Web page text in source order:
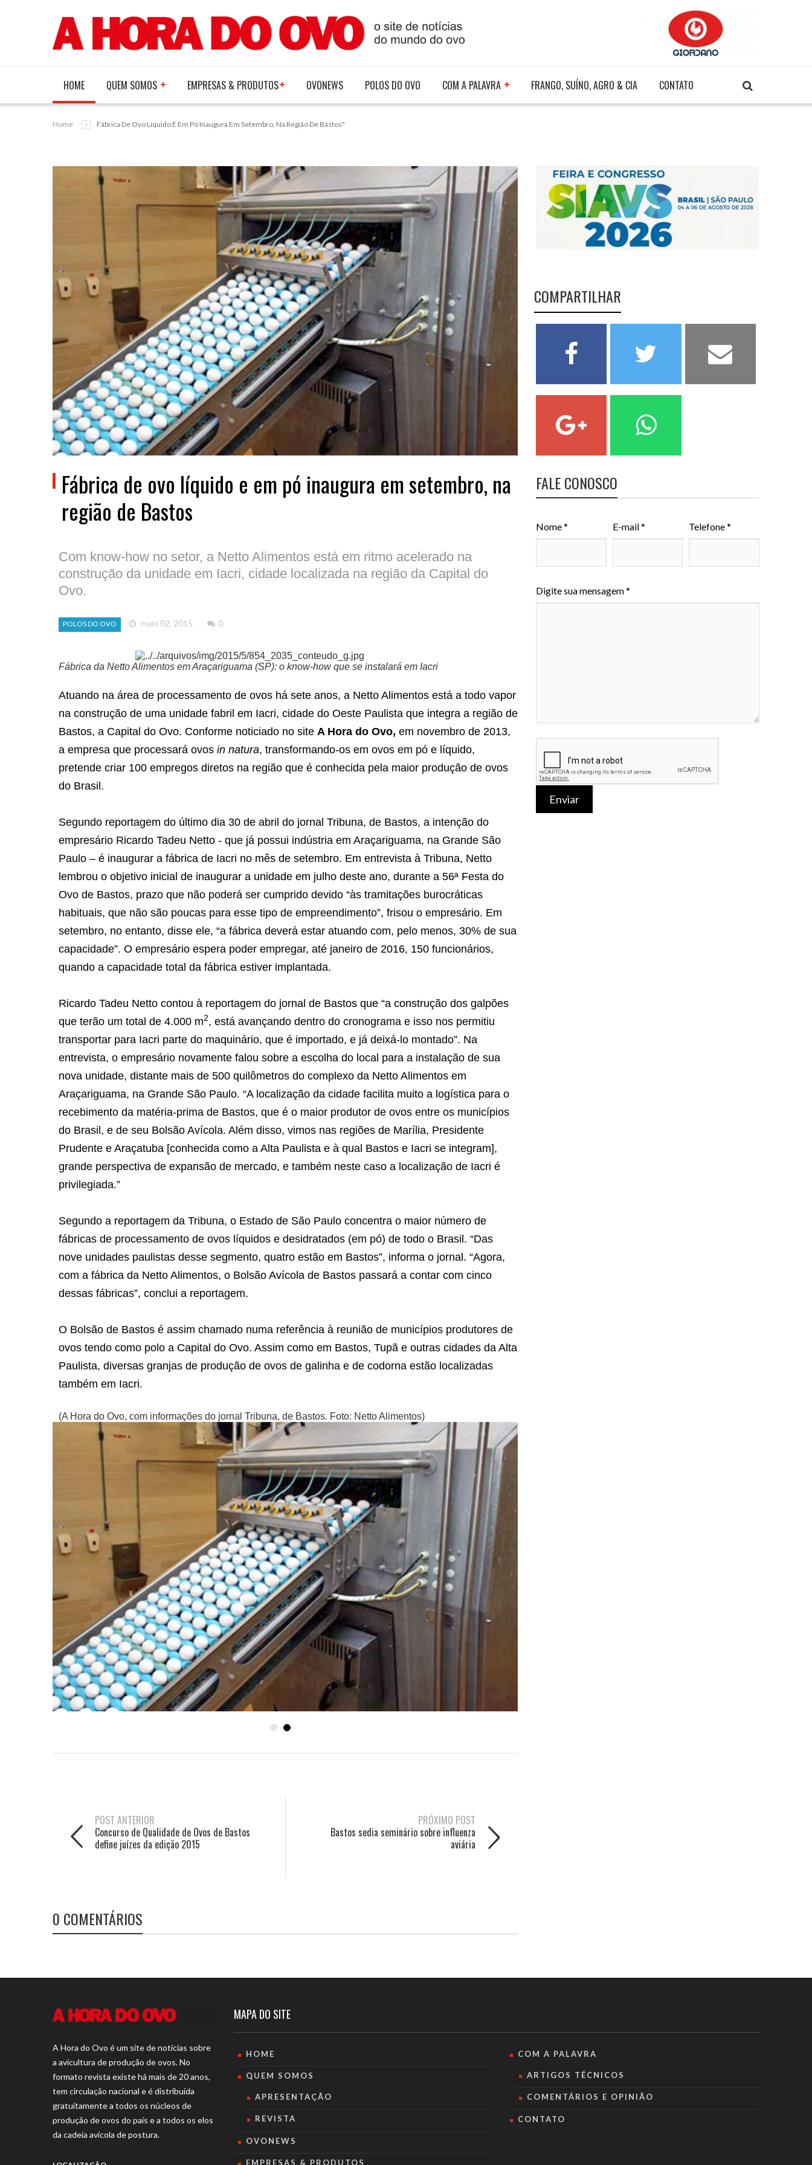
HOME QUEM SOMOS EMPRESAS & PRODUTOS OVONEWS POLOS DO OVO COM A PALAVRA FRANGO, SUÍNO, AGRO & CIA CONTATO
Home Fábrica De Ovo Líquido E Em Pó Inaugura Em Setembro, Na Região De Bastos"
Fábrica de ovo líquido e em pó inaugura em setembro, na
região de Bastos
Com know-how no setor, a Netto Alimentos está em ritmo acelerado na
construção da unidade em Iacri, cidade localizada na região da Capital do
Ovo.
POLOS DO OVO maio 02, 2015 0
Fábrica da Netto Alimentos em Araçariguama (SP): o know-how que se instalará em Iacri
Atuando na área de processamento de ovos há sete anos, a Netto Alimentos está a todo vapor
na construção de uma unidade fabril em Iacri, cidade do Oeste Paulista que integra a região de
Bastos, a Capital do Ovo. Conforme noticiado no site A Hora do Ovo, em novembro de 2013,
a empresa que processará ovos in natura, transformando-os em ovos em pó e líquido,
pretende criar 100 empregos diretos na região que é conhecida pela maior produção de ovos
do Brasil.
Segundo reportagem do último dia 30 de abril do jornal Tribuna, de Bastos, a intenção do
empresário Ricardo Tadeu Netto - que já possui indústria em Araçariguama, na Grande São
Paulo – é inaugurar a fábrica de Iacri no mês de setembro. Em entrevista à Tribuna, Netto
lembrou o objetivo inicial de inaugurar a unidade em julho deste ano, durante a 56ª Festa do
Ovo de Bastos, prazo que não poderá ser cumprido devido “às tramitações burocráticas
habituais, que não são poucas para esse tipo de empreendimento”, frisou o empresário. Em
setembro, no entanto, disse ele, “a fábrica deverá estar atuando com, pelo menos, 30% de sua
capacidade”. O empresário espera poder empregar, até janeiro de 2016, 150 funcionários,
quando a capacidade total da fábrica estiver implantada.
Ricardo Tadeu Netto contou à reportagem do jornal de Bastos que “a construção dos galpões
que terão um total de 4.000 m2, está avançando dentro do cronograma e isso nos permitiu
transportar para Iacri parte do maquinário, que é importado, e já deixá-lo montado”. Na
entrevista, o empresário novamente falou sobre a escolha do local para a instalação de sua
nova unidade, distante mais de 500 quilômetros do complexo da Netto Alimentos em
Araçariguama, na Grande São Paulo. “A localização da cidade facilita muito a logística para o
recebimento da matéria-prima de Bastos, que é o maior produtor de ovos entre os municípios
do Brasil, e de seu Bolsão Avícola. Além disso, vimos nas regiões de Marília, Presidente
Prudente e Araçatuba [conhecida como a Alta Paulista e à qual Bastos e Iacri se integram],
grande perspectiva de expansão de mercado, e também neste caso a localização de Iacri é
privilegiada.”
Segundo a reportagem da Tribuna, o Estado de São Paulo concentra o maior número de
fábricas de processamento de ovos líquidos e desidratados (em pó) de todo o Brasil. “Das
nove unidades paulistas desse segmento, quatro estão em Bastos”, informa o jornal. “Agora,
com a fábrica da Netto Alimentos, o Bolsão Avícola de Bastos passará a contar com cinco
dessas fábricas”, conclui a reportagem.
O Bolsão de Bastos é assim chamado numa referência à reunião de municípios produtores de
ovos tendo como polo a Capital do Ovo. Assim como em Bastos, Tupã e outras cidades da Alta
Paulista, diversas granjas de produção de ovos de galinha e de codorna estão localizadas
também em Iacri.
(A Hora do Ovo, com informações do jornal Tribuna, de Bastos. Foto: Netto Alimentos)
POST ANTERIOR
Concurso de Qualidade de Ovos de Bastos
define juízes da edição 2015
PRÓXIMO POST
Bastos sedia seminário sobre influenza
aviária
0 COMENTÁRIOS
COMPARTILHAR
FALE CONOSCO
Nome * E-mail * Telefone *
Digite sua mensagem *
Enviar
A Hora do Ovo é um site de notícias sobre
a avicultura de produção de ovos. No
formato revista existe há mais de 20 anos,
tem circulação nacional e é distribuída
gratuitamente a todos os núcleos de
produção de ovos do país e a todos os elos
da cadeia avícola de postura.
MAPA DO SITE
HOME
QUEM SOMOS
APRESENTAÇÃO
REVISTA
OVONEWS
EMPRESAS & PRODUTOS
COM A PALAVRA
ARTIGOS TÉCNICOS
COMENTÁRIOS E OPINIÃO
CONTATO